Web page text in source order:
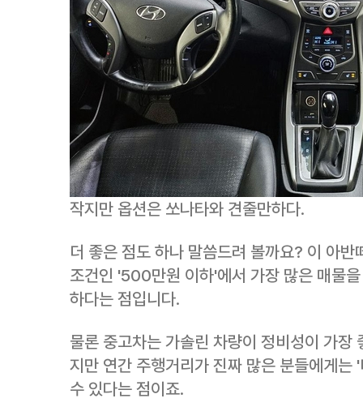
작지만 옵션은 쏘나타와 견줄만하다.
더 좋은 점도 하나 말씀드려 볼까요? 이 아
조건인 '500만원 이하'에서 가장 많은 매물
하다는 점입니다.
물론 중고차는 가솔린 차량이 정비성이 가장
지만 연간 주행거리가 진짜 많은 분들에게는
수 있다는 점이죠.